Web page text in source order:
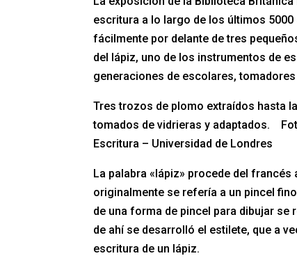
escritura a lo largo de los últimos
fácilmente por delante de tres
del lápiz, uno de los instrumentos de
generaciones de escolares,
Tres trozos de plomo extraídos hasta
tomados de vidrieras y adaptados.
Escritura – Universidad de Londres
La palabra «lápiz» procede del
originalmente se refería a un pincel
de una forma de pincel para dibujar
de ahí se desarrolló el estilete, que a
escritura de un lápiz.